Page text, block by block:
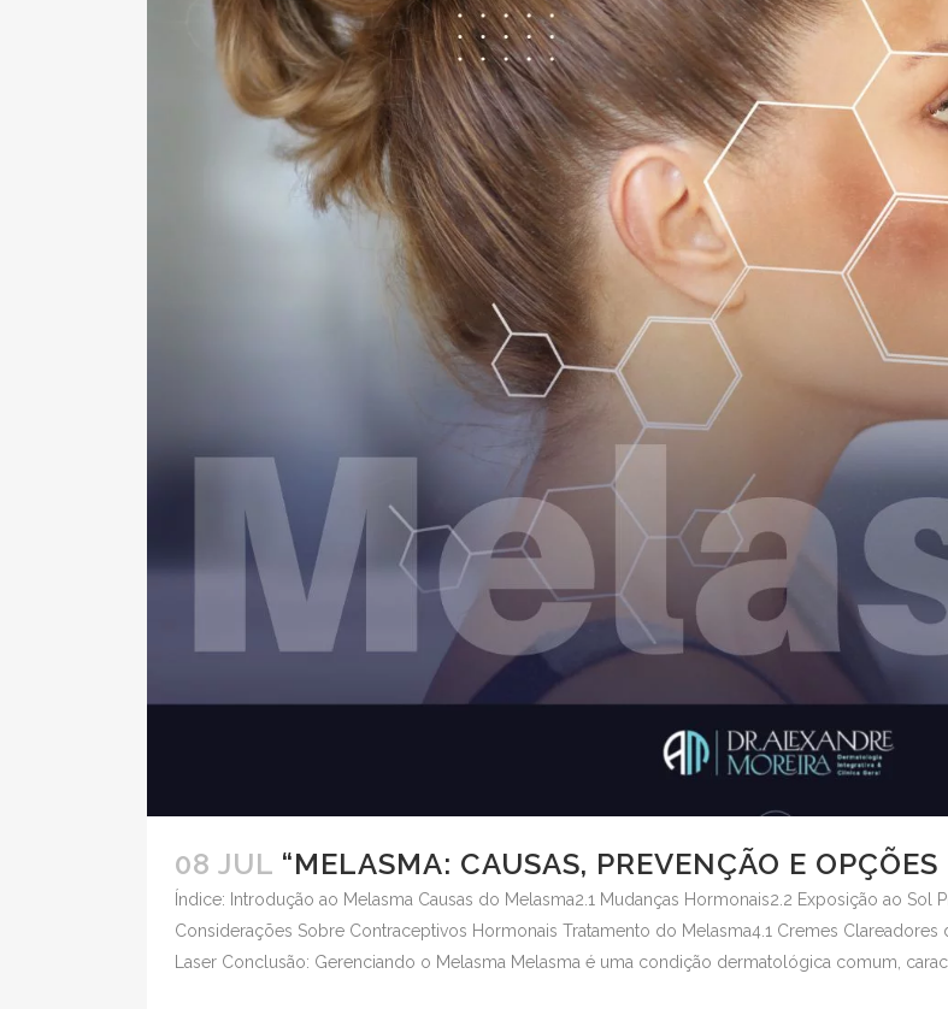
08 JUL “MELASMA: CAUSAS, PREVENÇÃO E
Índice: Introdução ao Melasma Causas do Melasma2.1 Mudanças Hormonais2.2 Exposição ao Sol
Considerações Sobre Contraceptivos Hormonais Tratamento do Melasma4.1 Cremes
Laser Conclusão: Gerenciando o Melasma Melasma é uma condição dermatológica comum,